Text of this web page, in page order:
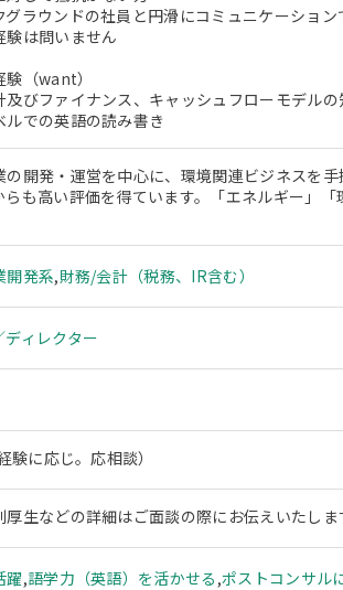
グラウンドの社員と円滑にコミュニケーション
は問いません
（want）
及びファイナンス、キャッシュフローモデルの
ルでの英語の読み書き
の開発・運営を中心に、環境関連ビジネスを
らも高い評価を得ています。「エネルギー」
開発系,財務/会計（税務、IR含む）
ィレクター
験に応じ。応相談）
生などの詳細はご面談の際にお伝えいたしま
躍,語学力（英語）を活かせる ,ポストコンサル